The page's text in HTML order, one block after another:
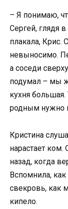
– Я понимаю,
Сергей, глядя
плакала, Крис.
невыносимо.
а соседи
подумал – мы
кухня
родным нужно
Кристина
нарастает
назад, когда
Вспомнила,
свекровь, как
кипело.